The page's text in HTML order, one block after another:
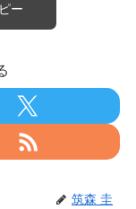
ー
筑森 圭